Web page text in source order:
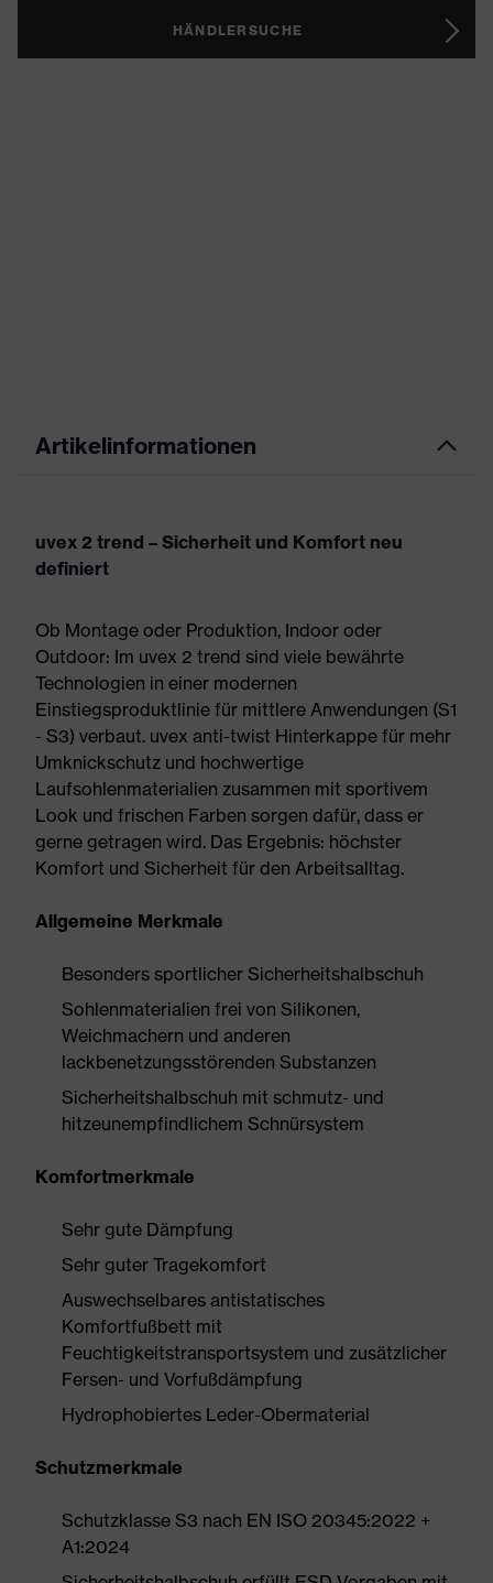
HÄNDLERSUCHE
Artikelinformationen
uvex 2 trend – Sicherheit und Komfort neu
definiert
Ob Montage oder Produktion, Indoor oder
Outdoor: Im uvex 2 trend sind viele bewährte
Technologien in einer modernen
Einstiegsproduktlinie für mittlere Anwendungen (S1
- S3) verbaut. uvex anti-twist Hinterkappe für mehr
Umknickschutz und hochwertige
Laufsohlenmaterialien zusammen mit sportivem
Look und frischen Farben sorgen dafür, dass er
gerne getragen wird. Das Ergebnis: höchster
Komfort und Sicherheit für den Arbeitsalltag.
Allgemeine Merkmale
Besonders sportlicher Sicherheitshalbschuh
Sohlenmaterialien frei von Silikonen,
Weichmachern und anderen
lackbenetzungsstörenden Substanzen
Sicherheitshalbschuh mit schmutz- und
hitzeunempfindlichem Schnürsystem
Komfortmerkmale
Sehr gute Dämpfung
Sehr guter Tragekomfort
Auswechselbares antistatisches
Komfortfußbett mit
Feuchtigkeitstransportsystem und zusätzlicher
Fersen- und Vorfußdämpfung
Hydrophobiertes Leder-Obermaterial
Schutzmerkmale
Schutzklasse S3 nach EN ISO 20345:2022 +
A1:2024